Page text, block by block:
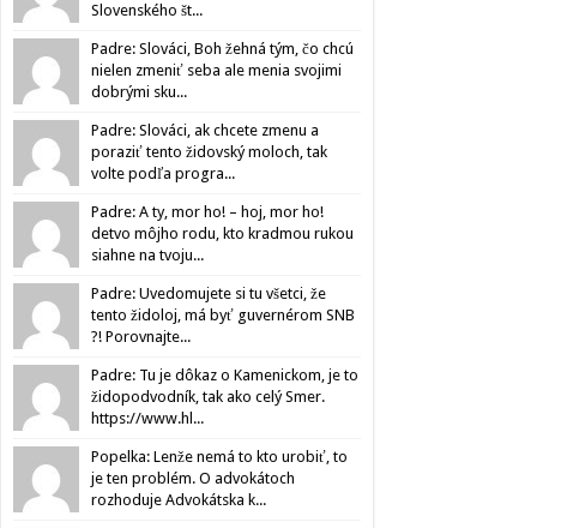
Slovenského št...
Padre: Slováci, Boh žehná tým, čo chcú
nielen zmeniť seba ale menia svojimi
dobrými sku...
Padre: Slováci, ak chcete zmenu a
poraziť tento židovský moloch, tak
volte podľa progra...
Padre: A ty, mor ho! – hoj, mor ho!
detvo môjho rodu, kto kradmou rukou
siahne na tvoju...
Padre: Uvedomujete si tu všetci, že
tento židoloj, má byť guvernérom SNB
?! Porovnajte...
Padre: Tu je dôkaz o Kamenickom, je to
židopodvodník, tak ako celý Smer.
https://www.hl...
Popelka: Lenže nemá to kto urobiť, to
je ten problém. O advokátoch
rozhoduje Advokátska k...